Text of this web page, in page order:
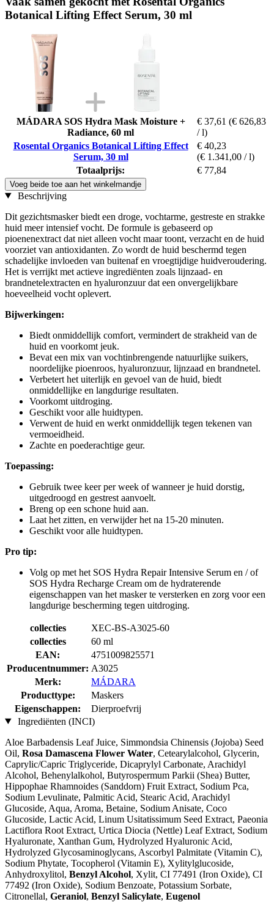
Botanical Lifting Effect Serum, 30 ml
MÁDARA SOS Hydra Mask Moisture +
Radiance, 60 ml
€ 37,61 (€ 626,83
/ l)
Rosental Organics Botanical Lifting Effect
Serum, 30 ml
€ 40,23
(€ 1.341,00 / l)
Totaalprijs:
€ 77,84
Voeg beide toe aan het winkelmandje
Beschrijving
Dit gezichtsmasker biedt een droge, vochtarme, gestreste en strakke
huid meer intensief vocht. De formule is gebaseerd op
pioenenextract dat niet alleen vocht maar toont, verzacht en de huid
voorziet van antioxidanten. Zo wordt de huid beschermd tegen
schadelijke invloeden van buitenaf en vroegtijdige huidveroudering.
Het is verrijkt met actieve ingrediënten zoals lijnzaad- en
brandnetelextracten en hyaluronzuur dat een onvergelijkbare
hoeveelheid vocht oplevert.
Bijwerkingen:
Biedt onmiddellijk comfort, vermindert de strakheid van de
huid en voorkomt jeuk.
Bevat een mix van vochtinbrengende natuurlijke suikers,
noordelijke pioenroos, hyaluronzuur, lijnzaad en brandnetel.
Verbetert het uiterlijk en gevoel van de huid, biedt
onmiddellijke en langdurige resultaten.
Voorkomt uitdroging.
Geschikt voor alle huidtypen.
Verwent de huid en werkt onmiddellijk tegen tekenen van
vermoeidheid.
Zachte en poederachtige geur.
Toepassing:
Gebruik twee keer per week of wanneer je huid dorstig,
uitgedroogd en gestrest aanvoelt.
Breng op een schone huid aan.
Laat het zitten, en verwijder het na 15-20 minuten.
Geschikt voor alle huidtypen.
Pro tip:
Volg op met het SOS Hydra Repair Intensive Serum en / of
SOS Hydra Recharge Cream om de hydraterende
eigenschappen van het masker te versterken en zorg voor een
langdurige bescherming tegen uitdroging.
collecties
XEC-BS-A3025-60
collecties
60 ml
EAN:
4751009825571
Producentnummer: A3025
Merk:
MÁDARA
Producttype:
Maskers
Eigenschappen:
Dierproefvrij
Ingrediënten (INCI)
Aloe Barbadensis Leaf Juice, Simmondsia Chinensis (Jojoba) Seed
Oil, Rosa Damascena Flower Water, Cetearylalcohol, Glycerin,
Caprylic/Capric Triglyceride, Dicaprylyl Carbonate, Arachidyl
Alcohol, Behenylalkohol, Butyrospermum Parkii (Shea) Butter,
Hippophae Rhamnoides (Sanddorn) Fruit Extract, Sodium Pca,
Sodium Levulinate, Palmitic Acid, Stearic Acid, Arachidyl
Glucoside, Aqua, Aroma, Betaine, Sodium Anisate, Coco
Glucoside, Lactic Acid, Linum Usitatissimum Seed Extract, Paeonia
Lactiflora Root Extract, Urtica Diocia (Nettle) Leaf Extract, Sodium
Hyaluronate, Xanthan Gum, Hydrolyzed Hyaluronic Acid,
Hydrolyzed Glycosaminoglycans, Ascorbyl Palmitate (Vitamin C),
Sodium Phytate, Tocopherol (Vitamin E), Xylitylglucoside,
Anhydroxylitol, Benzyl Alcohol, Xylit, CI 77491 (Iron Oxide), CI
77492 (Iron Oxide), Sodium Benzoate, Potassium Sorbate,
Citronellal, Geraniol, Benzyl Salicylate, Eugenol